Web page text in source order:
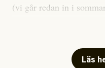
(vi går redan in i
Har du också panik i
mardröm? Bra, alltLäs